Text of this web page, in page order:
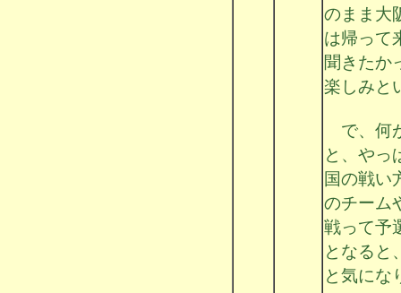
のまま大
は帰って
聞きたか
楽しみと
で、何
と、やっ
国の戦い
のチーム
戦って予
となると
と気にな